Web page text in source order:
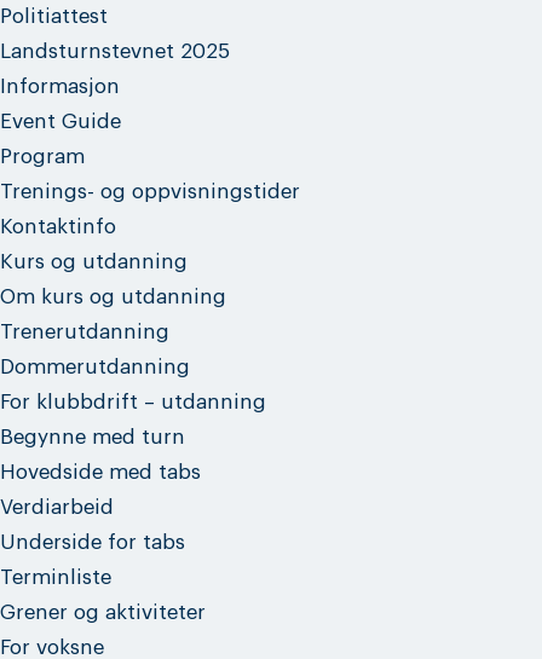
Politiattest
Landsturnstevnet 2025
Informasjon
Event Guide
Program
Trenings- og oppvisningstider
Kontaktinfo
Kurs og utdanning
Om kurs og utdanning
Trenerutdanning
Dommerutdanning
For klubbdrift – utdanning
Begynne med turn
Hovedside med tabs
Verdiarbeid
Underside for tabs
Terminliste
Grener og aktiviteter
For voksne